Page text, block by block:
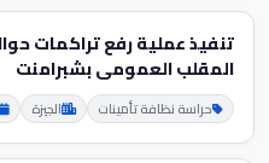
المقلب العمومى بشبرامنت
حراسة نظافة تأمينات الجيزة